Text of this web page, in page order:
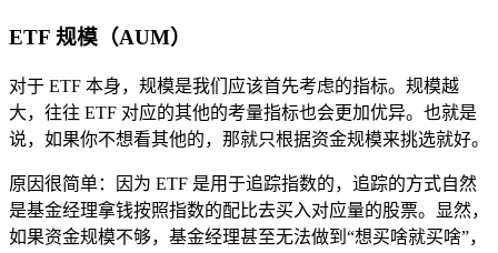
ETF 规模（AUM）
对于 ETF 本身，规模是我们应该首先考虑的指标。规模越
大，往往 ETF 对应的其他的考量指标也会更加优异。也就是
说，如果你不想看其他的，那就只根据资金规模来挑选就好。
原因很简单：因为 ETF 是用于追踪指数的，追踪的方式自然
是基金经理拿钱按照指数的配比去买入对应量的股票。显然，
如果资金规模不够，基金经理甚至无法做到“想买啥就买啥”，